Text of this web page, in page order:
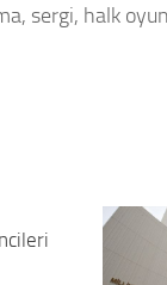
sergi, halk